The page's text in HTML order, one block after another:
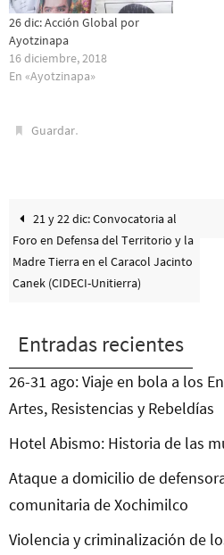
26 dic: Acción Global por
Ayotzinapa
16 diciembre, 2018
En «Ayotzinapa»
Guardar.
21 y 22 dic: Convocatoria al
Foro en Defensa del Territorio y la
Madre Tierra en el Caracol Jacinto
Canek (CIDECI-Unitierra)
Entradas recientes
26-31 ago: Viaje en bola a los
Artes, Resistencias y Rebeldías
Hotel Abismo: Historia de las
Ataque a domicilio de
comunitaria de Xochimilco
Violencia y criminalización de